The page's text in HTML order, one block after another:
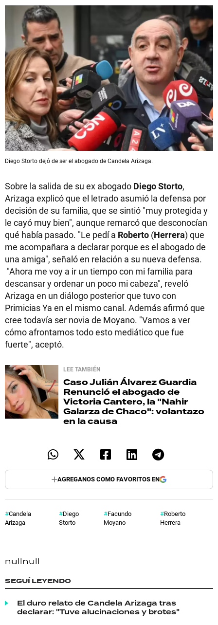
Diego Storto dejó de ser el abogado de Candela Arizaga.
Sobre la salida de su ex abogado Diego Storto,
Arizaga explicó que el letrado asumió la defensa por
decisión de su familia, que se sintió "muy protegida y
le cayó muy bien", aunque remarcó que desconocían
qué había pasado. "Le pedí a Roberto (Herrera) que
me acompañara a declarar porque es el abogado de
una amiga", señaló en relación a su nueva defensa.
"Ahora me voy a ir un tiempo con mi familia para
descansar y ordenar un poco mi cabeza", reveló
Arizaga en un diálogo posterior que tuvo con
Primicias Ya en el mismo canal. Además afirmó que
cree todavía ser novia de Moyano. "Vamos a ver
cómo afrontamos todo esto mediático que fue
fuerte", aceptó.
LEE TAMBIÉN
Caso Julián Álvarez Guardia
Renunció el abogado de
Victoria Cantero, la "Nahir
Galarza de Chaco": volantazo
en la causa
AGREGANOS COMO FAVORITOS EN
Candela
Arizaga
Diego
Storto
Facundo
Moyano
Roberto
Herrera
nullnull
SEGUÍ LEYENDO
El duro relato de Candela Arizaga tras
declarar: "Tuve alucinaciones y brotes"